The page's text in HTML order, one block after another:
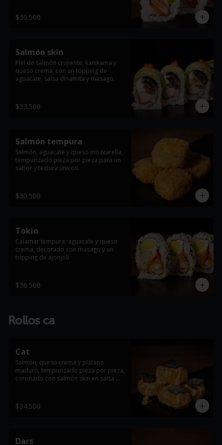
$30.500
Salmón skin
Piel de salmón crujiente, kanikama y
queso crema, con un topping de
aguacate, salsa dinamita y masago.
$33.500
Salmón tempura
Salmón, aguacate y queso mozzarella,
tempurizado pieza por pieza para un
sabor y textura únicos.
$30.500
Tokio
Calamar tempura, aguacate y queso
crema, decorado con masago y un
topping de ajonjolí.
$36.500
Rollos ca
Cat
Salmón, queso crema y plátano
maduro, tempurizado pieza por pieza,
coronado con salmón skin en salsa
$34.500
Dars